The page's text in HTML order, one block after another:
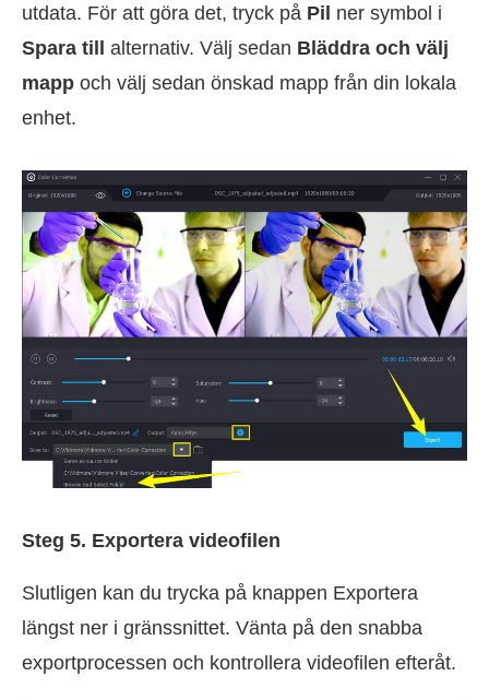
utdata. För att göra det, tryck på Pil ner symbol i
Spara till alternativ. Välj sedan Bläddra och välj
mapp och välj sedan önskad mapp från din lokala
enhet.
Steg 5. Exportera videofilen
Slutligen kan du trycka på knappen Exportera
längst ner i gränssnittet. Vänta på den snabba
exportprocessen och kontrollera videofilen efteråt.